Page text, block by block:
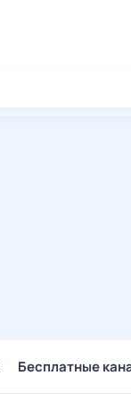
Бесплатные